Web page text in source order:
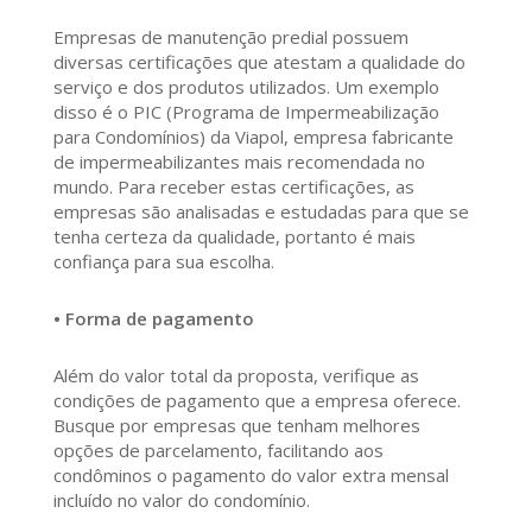
Empresas de manutenção predial possuem
diversas certificações que atestam a qualidade do
serviço e dos produtos utilizados. Um exemplo
disso é o PIC (Programa de Impermeabilização
para Condomínios) da Viapol, empresa fabricante
de impermeabilizantes mais recomendada no
mundo. Para receber estas certificações, as
empresas são analisadas e estudadas para que se
tenha certeza da qualidade, portanto é mais
confiança para sua escolha.
• Forma de pagamento
Além do valor total da proposta, verifique as
condições de pagamento que a empresa oferece.
Busque por empresas que tenham melhores
opções de parcelamento, facilitando aos
condôminos o pagamento do valor extra mensal
incluído no valor do condomínio.